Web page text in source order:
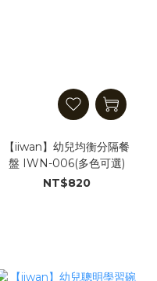
【iiwan】幼兒均衡分隔餐
盤 IWN-006(多色可選)
NT$820